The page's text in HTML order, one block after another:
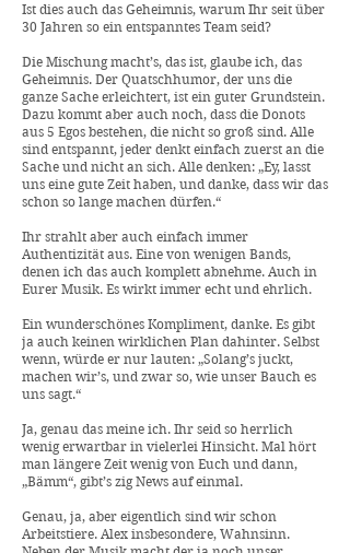
Ist dies auch das Geheimnis, warum Ihr seit über
30 Jahren so ein entspanntes Team seid?
Die Mischung macht’s, das ist, glaube ich, das
Geheimnis. Der Quatschhumor, der uns die
ganze Sache erleichtert, ist ein guter Grundstein.
Dazu kommt aber auch noch, dass die Donots
aus 5 Egos bestehen, die nicht so groß sind. Alle
sind entspannt, jeder denkt einfach zuerst an die
Sache und nicht an sich. Alle denken: „Ey, lasst
uns eine gute Zeit haben, und danke, dass wir das
schon so lange machen dürfen.“
Ihr strahlt aber auch einfach immer
Authentizität aus. Eine von wenigen Bands,
denen ich das auch komplett abnehme. Auch in
Eurer Musik. Es wirkt immer echt und ehrlich.
Ein wunderschönes Kompliment, danke. Es gibt
ja auch keinen wirklichen Plan dahinter. Selbst
wenn, würde er nur lauten: „Solang’s juckt,
machen wir’s, und zwar so, wie unser Bauch es
uns sagt.“
Ja, genau das meine ich. Ihr seid so herrlich
wenig erwartbar in vielerlei Hinsicht. Mal hört
man längere Zeit wenig von Euch und dann,
„Bämm“, gibt’s zig News auf einmal.
Genau, ja, aber eigentlich sind wir schon
Arbeitstiere. Alex insbesondere, Wahnsinn.